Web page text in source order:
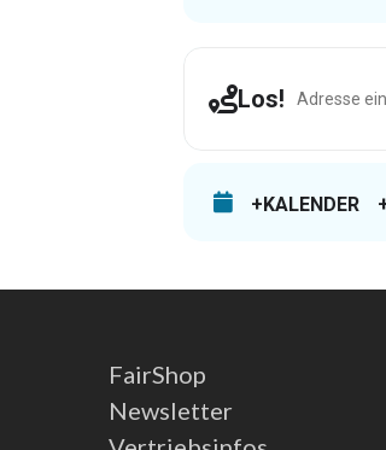
Los! Address -
+KALENDER
FairShop
Newsletter